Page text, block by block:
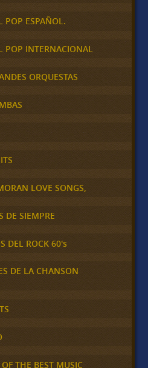
POP ESPAÑOL.
POP INTERNACIONAL
ORQUESTAS
LOVE SONGS,
DE SIEMPRE
DEL ROCK 60's
DE LA CHANSON
THE BEST MUSIC